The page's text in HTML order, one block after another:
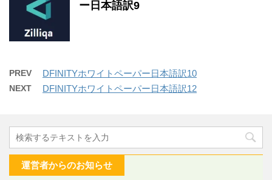
ー日本語訳9
PREV DFINITYホワイトペーパー日本語訳10
NEXT DFINITYホワイトペーパー日本語訳12
運営者からのお知らせ